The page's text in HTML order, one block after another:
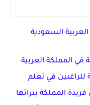
السعودية
في المملكة العربية
للراغبين في تعلم
المملكة بتراثها